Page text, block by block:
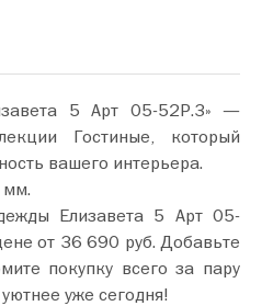
5 Арт 05-52Р.3» —
Гостиные, который
вашего интерьера.
мм.
Елизавета 5 Арт 05-
36 690 руб. Добавьте
покупку всего за пару
уже сегодня!